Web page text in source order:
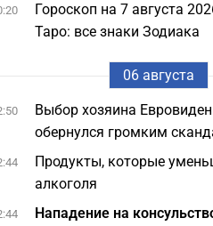
Гороскоп на 7 августа
Таро: все знаки Зодиака
06 августа
Выбор хозяина
обернулся громким
Продукты, которые
алкоголя
Нападение на